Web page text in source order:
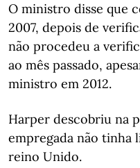
O ministro disse que
2007, depois de
não procedeu a
ao mês passado,
ministro em 2012.
Harper descobriu na
empregada não tinha
reino Unido.